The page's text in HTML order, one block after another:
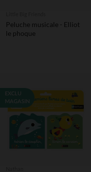
Peluche musicale - Elliot
le phoque
EXCLU
MAGASIN